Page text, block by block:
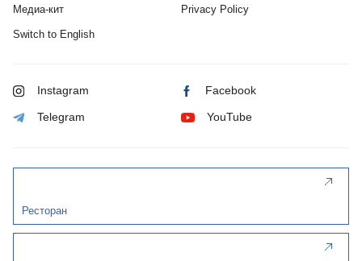
Медиа-кит Privacy Policy
Switch to English
Instagram Facebook
Telegram YouTube
Ресторан